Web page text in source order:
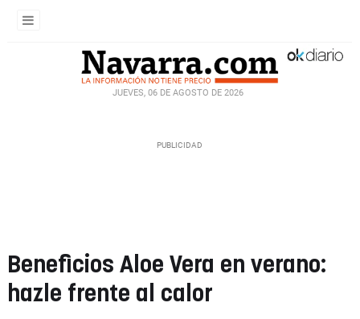
JUEVES, 06 DE AGOSTO DE 2026
Beneficios Aloe Vera en verano:
hazle frente al calor